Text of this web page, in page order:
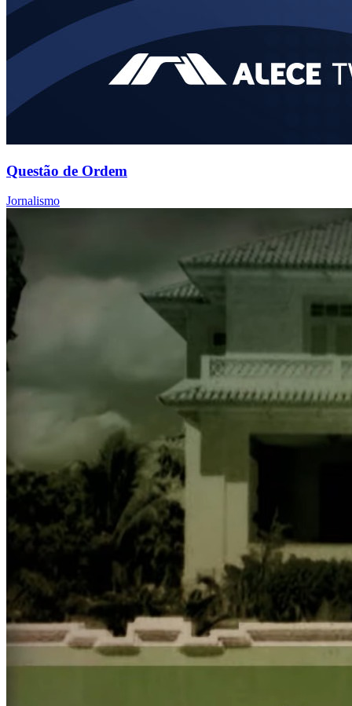
Questão de Ordem
Jornalismo